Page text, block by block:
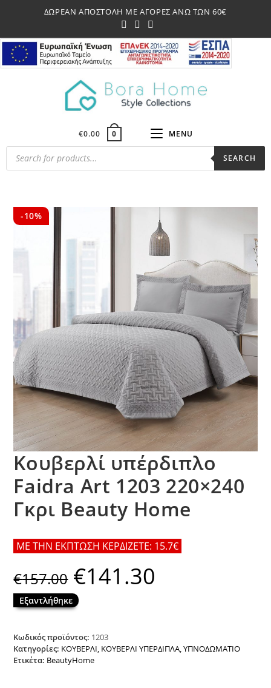
ΔΩΡΕΑΝ ΑΠΟΣΤΟΛΗ ΜΕ ΑΓΟΡΕΣ ΑΝΩ ΤΩΝ 60€
€0.00 0 MENU
Products
search
SEARCH
-10%
Κουβερλί υπέρδιπλο
Faidra Art 1203 220×240
Γκρι Beauty Home
ΜΕ ΤΗΝ ΕΚΠΤΩΣΗ ΚΕΡΔΙΖΕΤΕ: 15.7€
€157.00 Original
price
was:
€157.00.
€141.30
Εξαντλήθηκε
Κωδικός προϊόντος: 1203
Κατηγορίες: ΚΟΥΒΕΡΛΙ, ΚΟΥΒΕΡΛΙ ΥΠΕΡΔΙΠΛΑ,ΥΠΝΟΔΩΜΑΤΙΟ
Ετικέτα: BeautyHome